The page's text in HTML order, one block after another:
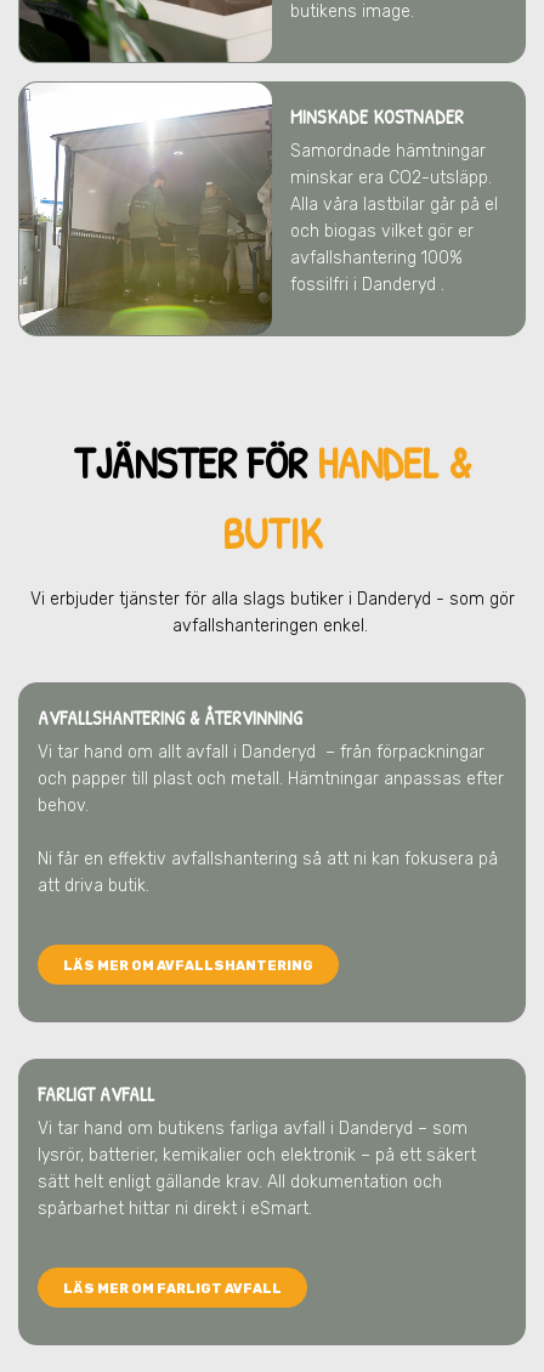
butikens image.
MINSKADE KOSTNADER
Samordnade hämtningar
minskar era CO2-utsläpp.
Alla våra lastbilar går på el
och biogas vilket gör er
avfallshantering 100%
fossilfri i Danderyd .
TJÄNSTER FÖRHANDEL &
BUTIK
Vi erbjuder tjänster för alla slags butiker i Danderyd - som gör
avfallshanteringen enkel.
AVFALLSHANTERING & ÅTERVINNING
Vi tar hand om allt avfall i Danderyd – från förpackningar
och papper till plast och metall. Hämtningar anpassas efter
behov.
Ni får en effektiv avfallshantering så att ni kan fokusera på
att driva butik.
LÄS MER OM AVFALLSHANTERING
FARLIGT AVFALL
Vi tar hand om butikens farliga avfall i Danderyd – som
lysrör, batterier, kemikalier och elektronik – på ett säkert
sätt helt enligt gällande krav. All dokumentation och
spårbarhet hittar ni direkt i eSmart.
LÄS MER OM FARLIGT AVFALL